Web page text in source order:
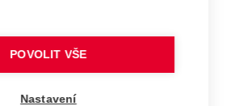
POVOLIT VŠE
Nastavení